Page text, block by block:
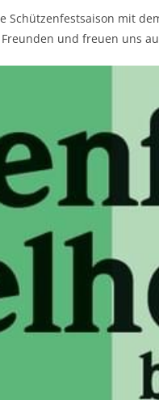
mit
und freuen uns